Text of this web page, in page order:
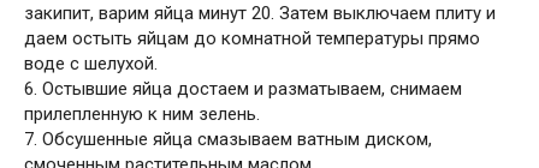
закипит, варим яйца минут 20. Затем выключаем плиту и
даем остыть яйцам до комнатной температуры прямо
воде с шелухой.
6. Остывшие яйца достаем и разматываем, снимаем
прилепленную к ним зелень.
7. Обсушенные яйца смазываем ватным диском,